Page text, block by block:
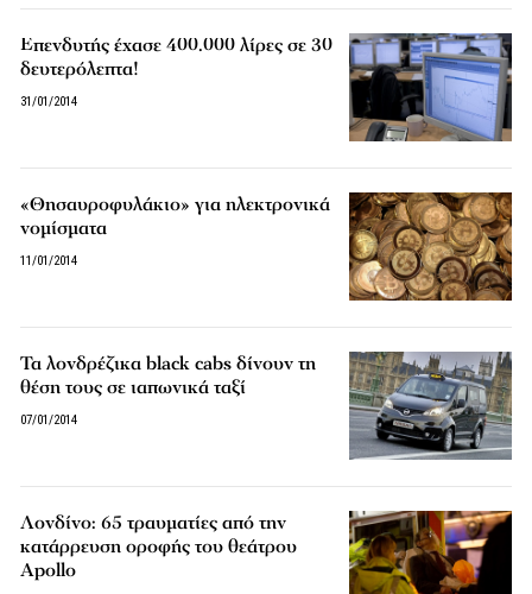
Επενδυτής έχασε 400.000 λίρες σε 30
δευτερόλεπτα!
31/01/2014
«Θησαυροφυλάκιο» για ηλεκτρονικά
νομίσματα
11/01/2014
Τα λονδρέζικα black cabs δίνουν τη
θέση τους σε ιαπωνικά ταξί
07/01/2014
Λονδίνο: 65 τραυματίες από την
κατάρρευση οροφής του θεάτρου
Apollo